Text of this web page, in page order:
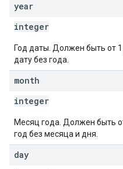
year
integer
Год даты. Должен быть от
дату без года.
month
integer
Месяц года. Должен быть
год без месяца и дня.
day